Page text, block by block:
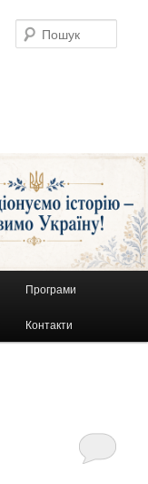
Програми
Контакти